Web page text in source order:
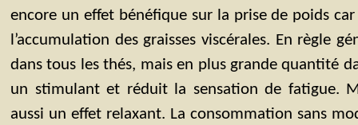
encore un effet bénéfique sur la prise de poids
l’accumulation des graisses viscérales. En règle
dans tous les thés, mais en plus grande quantité
un stimulant et réduit la sensation de fatigue.
aussi un effet relaxant. La consommation sans